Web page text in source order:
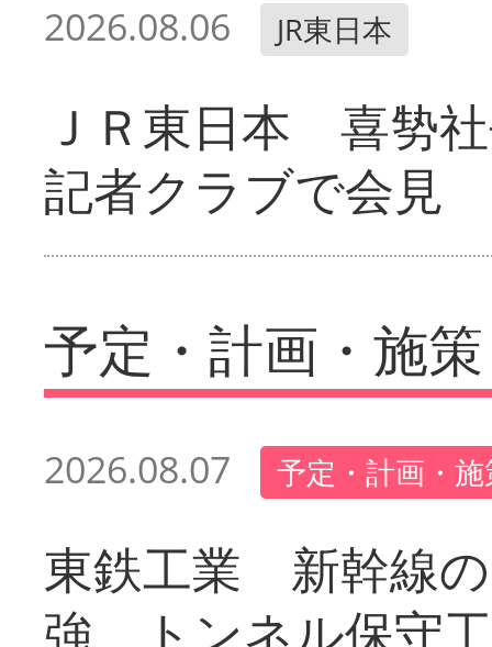
2026.08.06 JR東日本
ＪＲ東日本 喜㔟
記者クラブで会見
予定・計画・施策
2026.08.07 予定・計画・
東鉄工業 新幹線
強 トンネル保守